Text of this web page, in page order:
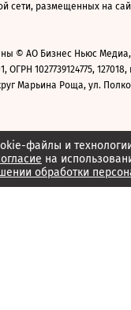
файлы и
на
обработки
сети, размещенных на
© АО Бизнес Ньюс
ОГРН 1027739124775,
Марьина Роща, ул.